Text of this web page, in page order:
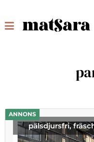
ANNONS
pälsdjursfri,